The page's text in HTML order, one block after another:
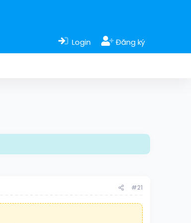
Login Đăng ký
#21